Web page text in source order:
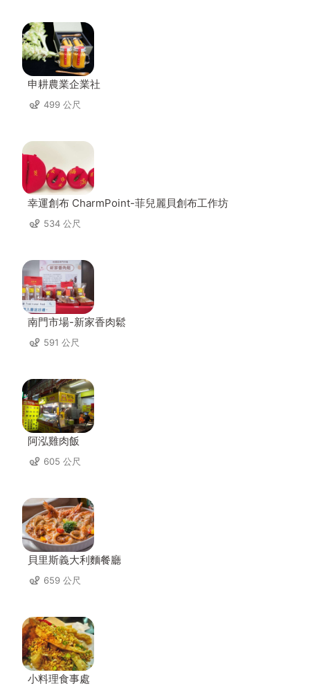
申耕農業企業社
499 公尺
幸運創布 CharmPoint-菲兒麗貝創布工作坊
534 公尺
南門市場-新家香肉鬆
591 公尺
阿泓雞肉飯
605 公尺
貝里斯義大利麵餐廳
659 公尺
小料理食事處